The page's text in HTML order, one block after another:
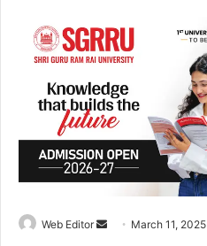
Web Editor March 11, 2025